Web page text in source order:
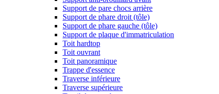
Support de pare chocs arrière
Support de phare droit (tôle)
Support de phare gauche (tôle)
Support de plaque d'immatriculation
Toit hardtop
Toit ouvrant
Toit panoramique
Trappe d'essence
Traverse inférieure
Traverse supérieure